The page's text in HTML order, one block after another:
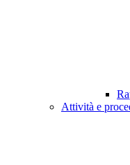
Attività e